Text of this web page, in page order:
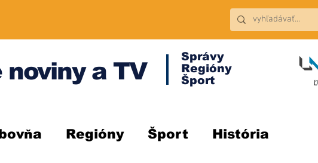
a TV
Správy
Regióny
Šport
Regióny Šport História